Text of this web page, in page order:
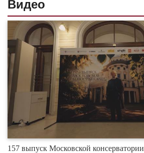
Видео
157 выпуск Московской консерватории